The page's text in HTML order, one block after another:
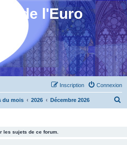
de l'Euro
Connexion
Inscription
du mois 2026 Décembre 2026
les sujets de ce forum.